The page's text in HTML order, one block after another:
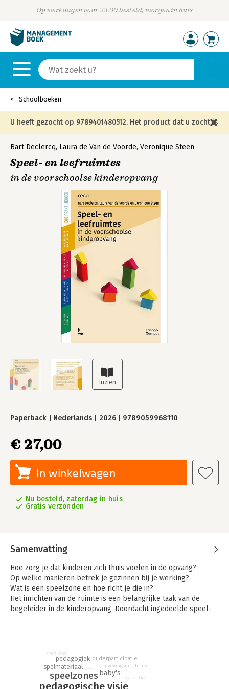
Op werkdagen voor 23:00 besteld, morgen in huis
Schoolboeken
U heeft gezocht op 9789401480512. Het product dat u zocht is
niet meer in die editie leverbaar en is vervangen door de
onderstaande editie.
Bart Declercq, Laura de Van de Voorde, Veronique Steen
Speel- en leefruimtes
in de voorschoolse kinderopvang
Paperback Nederlands 2026 9789059968110
€ 27,00
In winkelwagen
Nu besteld, zaterdag in huis
Gratis verzonden
Samenvatting
Hoe zorg je dat kinderen zich thuis voelen in de opvang?
Op welke manieren betrek je gezinnen bij je werking?
Wat is een speelzone en hoe richt je die in?
Het inrichten van de ruimte is een belangrijke taak van de
begeleider in de kinderopvang. Doordacht ingedeelde speel-
je hoe je aantrekkelijke ruimtes met gevarieerde
speelplekken maakt voor baby’s en peuters. Aan de hand van
talrijke voorbeelden ontdek je hoe je de inzichten in dit boek
pedagogische visie
speelzones baby's
spelmateriaal
pedagogiek ouderparticipatie
omgevingsinrichting
sfeer
observatie
creativiteit